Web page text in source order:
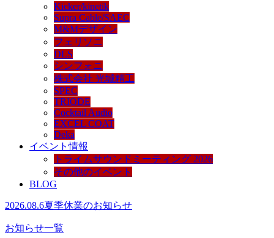
Kicker/kinetik
Supra Cable/SAEC
M&Mデザイン
フェリソニ
DLS
シンフォニ
株式会社 光城精工
SPEC
TRIODE
Cocktail Audio
EXCEL COAT
Deka
イベント情報
トライムサウンドミーティング 2026
その他のイベント
BLOG
2026.08.6夏季休業のお知らせ
お知らせ一覧